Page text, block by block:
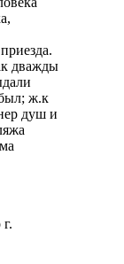
дважды
ж.к
душ и